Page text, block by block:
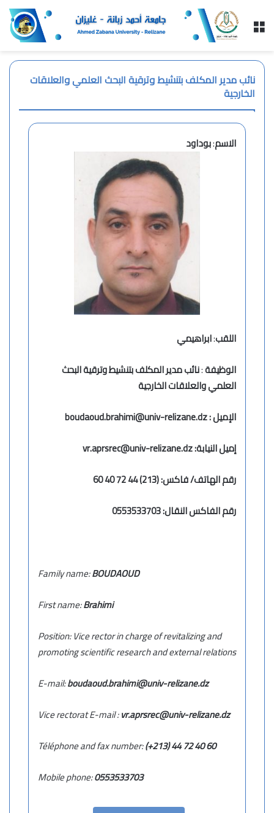
القائمة
نائب مدير المكلف بتنشيط وترقية البحث العلمي والعلاقات
الخارجية
الاسم:بوداود
اللقب:ابراهيمي
الوظيفة:نائب مدير المكلف بتنشيط وترقية البحث
العلمي والعلاقات الخارجية
الإميل :
boudaoud.brahimi@univ-relizane.dz
إميل النيابة: vr.aprsrec@univ-relizane.dz
رقم الهاتف/ فاكس:(213) 44 72 40 60
رقم الفاكس النقال: 0553533703
Family name:BOUDAOUD
First name:Brahimi
Position: Vice rector in charge of revitalizing and
promoting scientific research and external relations
E-mail:boudaoud.brahimi@univ-relizane.dz
Vice rectorat E-mail :vr.aprsrec@univ-relizane.dz
Téléphoneand fax number:(+213) 44 72 40 60
Mobile phone:0553533703